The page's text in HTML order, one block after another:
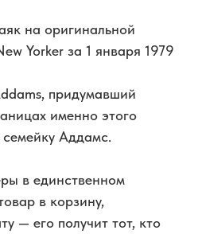
на оригинальной
Yorker за 1 января 1979
придумавший
именно этого
Аддамс.
в единственном
в корзину,
— его получит тот, кто